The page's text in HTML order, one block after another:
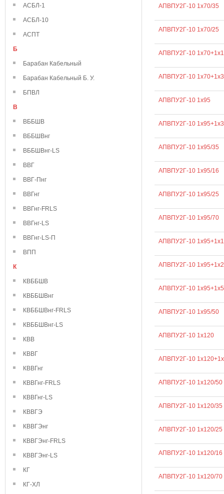
АСБЛ-1
АСБЛ-10
АСПТ
Б
Барабан Кабельный
Барабан Кабельный Б. У.
БПВЛ
В
ВББШВ
ВББШВнг
ВББШВнг-LS
ВВГ
ВВГ-Пнг
ВВГнг
ВВГнг-FRLS
ВВГнг-LS
ВВГнг-LS-П
ВПП
К
КВББШВ
КВББШВнг
КВББШВнг-FRLS
КВББШВнг-LS
КВВ
КВВГ
КВВГнг
КВВГнг-FRLS
КВВГнг-LS
КВВГЭ
КВВГЭнг
КВВГЭнг-FRLS
КВВГЭнг-LS
КГ
КГ-ХЛ
АПВПУ2Г-10 1х70/35
АПВПУ2Г-10 1х70/25
АПВПУ2Г-10
АПВПУ2Г-10
АПВПУ2Г-10 1х95
АПВПУ2Г-10
АПВПУ2Г-10 1х95/35
АПВПУ2Г-10 1х95/16
АПВПУ2Г-10 1х95/25
АПВПУ2Г-10 1х95/70
АПВПУ2Г-10
АПВПУ2Г-10
АПВПУ2Г-10
АПВПУ2Г-10 1х95/50
АПВПУ2Г-10 1х120
АПВПУ2Г-10
АПВПУ2Г-10 1х120/50
АПВПУ2Г-10 1х120/35
АПВПУ2Г-10 1х120/25
АПВПУ2Г-10 1х120/16
АПВПУ2Г-10 1х120/70